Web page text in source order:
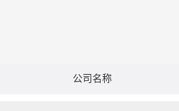
公司名称